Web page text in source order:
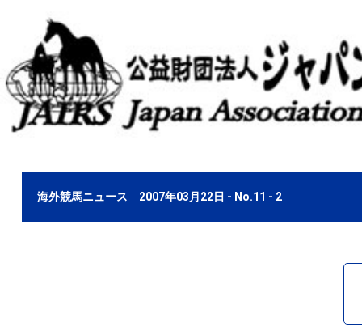
海外競馬ニュース 2007年03月22日 - No.11 - 2